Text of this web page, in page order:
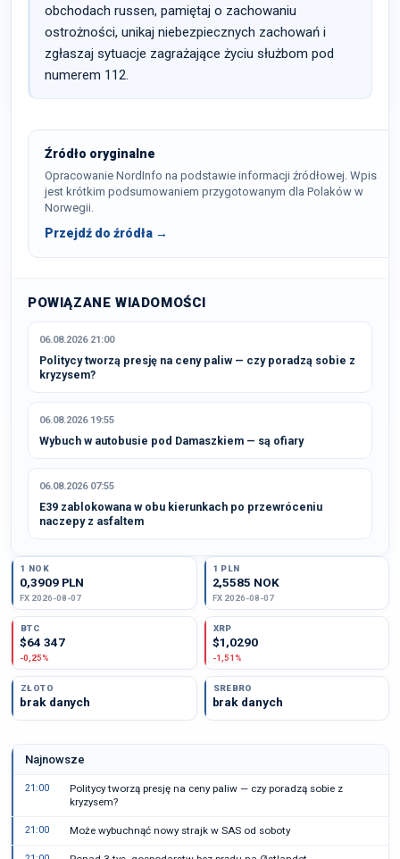
obchodach russen, pamiętaj o zachowaniu
ostrożności, unikaj niebezpiecznych zachowań i
zgłaszaj sytuacje zagrażające życiu służbom pod
numerem 112.
Źródło oryginalne
Opracowanie NordInfo na podstawie informacji źródłowej. Wpis
jest krótkim podsumowaniem przygotowanym dla Polaków w
Norwegii.
Przejdź do źródła →
POWIĄZANE WIADOMOŚCI
06.08.2026 21:00
Politycy tworzą presję na ceny paliw — czy poradzą sobie z
kryzysem?
06.08.2026 19:55
Wybuch w autobusie pod Damaszkiem — są ofiary
06.08.2026 07:55
E39 zablokowana w obu kierunkach po przewróceniu
naczepy z asfaltem
1 NOK
0,3909 PLN
FX 2026-08-07
1 PLN
2,5585 NOK
FX 2026-08-07
BTC
$64 347
-0,25%
XRP
$1,0290
-1,51%
ZŁOTO
brak danych
SREBRO
brak danych
Najnowsze
21:00
Politycy tworzą presję na ceny paliw — czy poradzą sobie z
kryzysem?
21:00 Może wybuchnąć nowy strajk w SAS od soboty